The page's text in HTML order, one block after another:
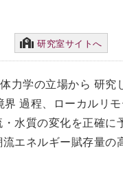
研究室サイトへ
力学の立場から 研究
過程、ローカルリ
水質の変化を正確に
エネルギー賦存量の